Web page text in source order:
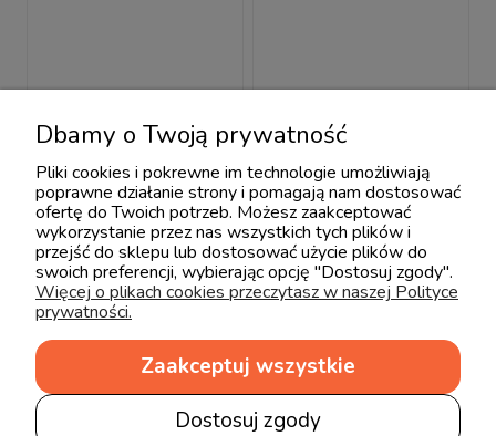
Komoda 3-
szufladowa z szafką
biały
1 899,05 zł 1 999,00 zł
Kontener do biurka
biały
730,55 zł 769,00 zł
Dbamy o Twoją prywatność
Pliki cookies i pokrewne im technologie umożliwiają
poprawne działanie strony i pomagają nam dostosować
ofertę do Twoich potrzeb. Możesz zaakceptować
wykorzystanie przez nas wszystkich tych plików i
przejść do sklepu lub dostosować użycie plików do
swoich preferencji, wybierając opcję "Dostosuj zgody".
Więcej o plikach cookies przeczytasz w naszej Polityce
prywatności.
Dostosuj zgody
Zaakceptuj wszystkie